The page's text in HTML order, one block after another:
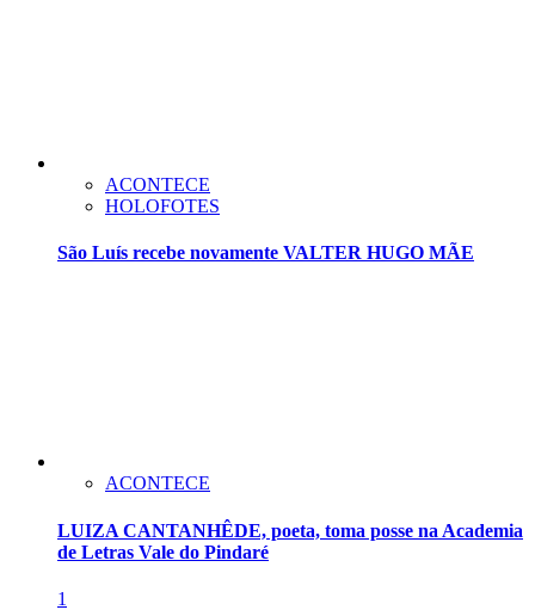
ACONTECE
HOLOFOTES
São Luís recebe novamente VALTER HUGO MÃE
ACONTECE
LUIZA CANTANHÊDE, poeta, toma posse na Academia
de Letras Vale do Pindaré
1